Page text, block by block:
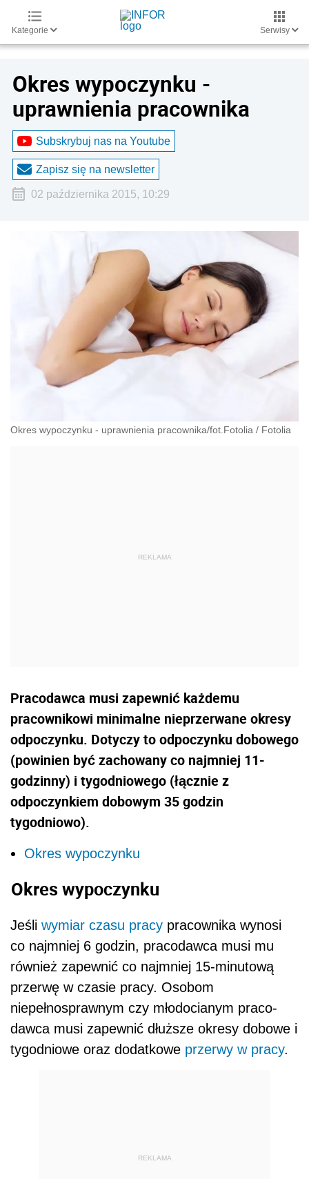
Kategorie Serwisy
Okres wypoczynku -
uprawnienia pracownika
Subskrybuj nas na Youtube
Zapisz się na newsletter
02 października 2015, 10:29
Okres wypoczynku - uprawnienia pracownika/fot.Fotolia / Fotolia
Pracodawca musi zapewnić każdemu
pracowni­kowi minimalne nieprzerwane okresy
odpoczyn­ku. Dotyczy to odpoczynku dobowego
(powinien być zachowany co najmniej 11-
godzinny) i tygo­dniowego (łącznie z
odpoczynkiem dobowym 35 godzin
tygodniowo).
Okres wypoczynku
Okres wypoczynku
Jeśli wymiar czasu pracy pracownika wynosi
co najmniej 6 godzin, praco­dawca musi mu
również zapewnić co najmniej 15-minutową
przerwę w czasie pracy. Osobom
niepełnosprawnym czy młodocianym praco­
dawca musi zapewnić dłuższe okresy dobowe i
tygodniowe oraz dodatkowe przerwy w pracy.
REKLAMA